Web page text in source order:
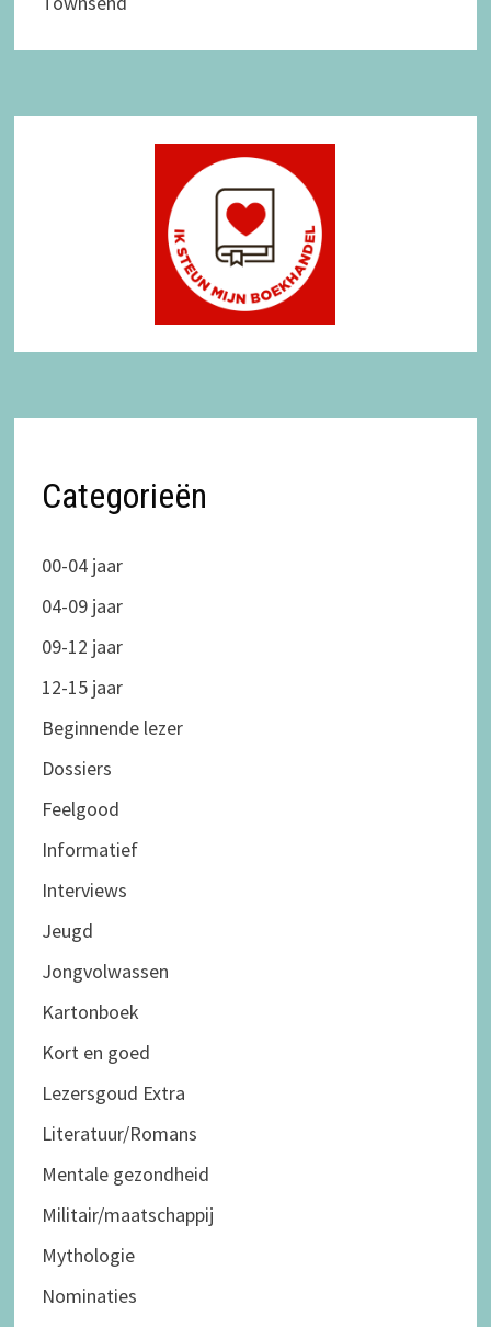
Categorieën
00-04 jaar
04-09 jaar
09-12 jaar
12-15 jaar
Beginnende lezer
Dossiers
Feelgood
Informatief
Interviews
Jeugd
Jongvolwassen
Kartonboek
Kort en goed
Lezersgoud Extra
Literatuur/Romans
Mentale gezondheid
Militair/maatschappij
Mythologie
Nominaties